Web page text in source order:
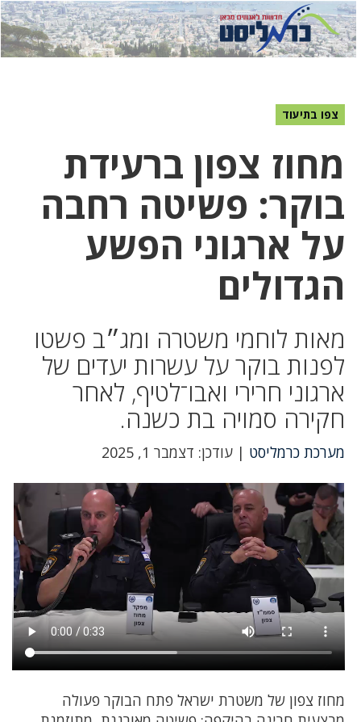
לחץ
כאן
לחץ
כדי
צפו בתיעוד
מחוז צפון ברעידת
בוקר: פשיטה רחבה
על ארגוני הפשע
הגדולים
מאות לוחמי משטרה ומג״ב פשטו
לפנות בוקר על עשרות יעדים של
ארגוני חרירי ואבו־לטיף, לאחר
חקירה סמויה בת כשנה.
מערכת כרמליסט | עודכן: דצמבר 1, 2025
מחוז צפון של משטרת ישראל פתח הבוקר פעולה